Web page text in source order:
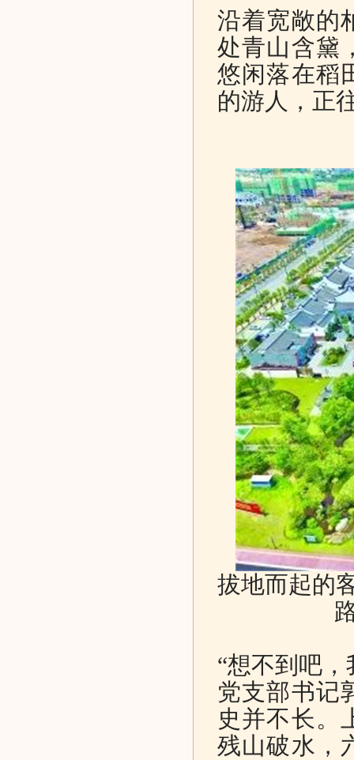
沿着宽敞的
处青山含黛
悠闲落在稻
的游人，正
拔地而起的
“想不到吧
党支部书记
史并不长。
残山破水，